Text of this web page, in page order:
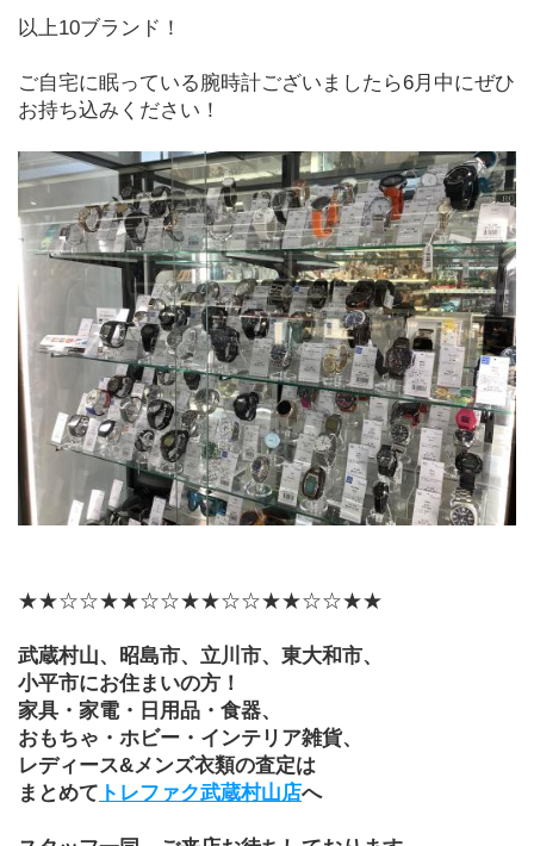
以上10ブランド！
ご自宅に眠っている腕時計ございましたら6月中にぜひ
お持ち込みください！
★★☆☆★★☆☆★★☆☆★★☆☆★★
武蔵村山、昭島市、立川市、東大和市、
小平市にお住まいの方！
家具・家電・日用品・食器、
おもちゃ・ホビー・インテリア雑貨、
レディース&メンズ衣類の査定は
まとめて トレファク武蔵村山店へ